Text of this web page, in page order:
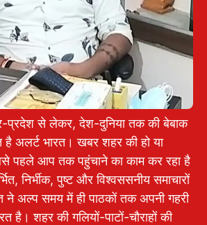
प्रदेश से लेकर, देश-दुनिया तक की बेबाक
अलर्ट भारत। खबर शहर की हो या
पहले आप तक पहुंचाने का काम कर रहा है
निर्भीक, पुष्ट और विश्वससनीय समाचारों
ने अल्प समय में ही पाठकों तक अपनी गहरी
है। शहर की गलियों-पाटों-चौराहों की